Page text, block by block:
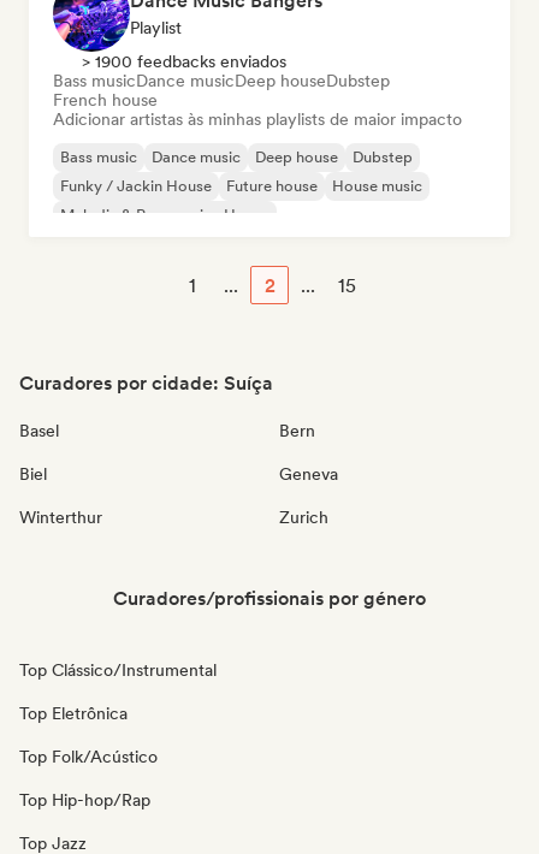
Playlist
> 1900 feedbacks enviados
Bass musicDance musicDeep houseDubstep
French house
Adicionar artistas às minhas playlists de maior impacto
Bass music Dance music Deep house
Dubstep
Funky / Jackin House
Future house
House music
Melodic & Progressive House
1 ... 2 ... 15
Curadores por cidade: Suíça
Basel Bern
Biel Geneva
Winterthur Zurich
Curadores/profissionais por género
Top Clássico/Instrumental
Top Eletrônica
Top Folk/Acústico
Top Hip-hop/Rap
Top Jazz